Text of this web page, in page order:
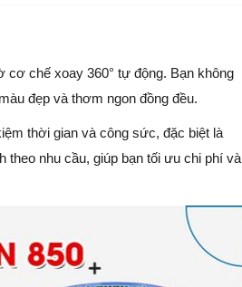
cơ chế xoay 360° tự động. Bạn không
đẹp và thơm ngon đồng đều.
thời gian và công sức, đặc biệt là
theo nhu cầu, giúp bạn tối ưu chi phí và